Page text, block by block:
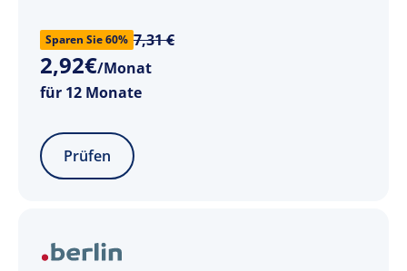
Sparen Sie 60% 7,31 €
2,92€/Monat
für 12 Monate
Prüfen